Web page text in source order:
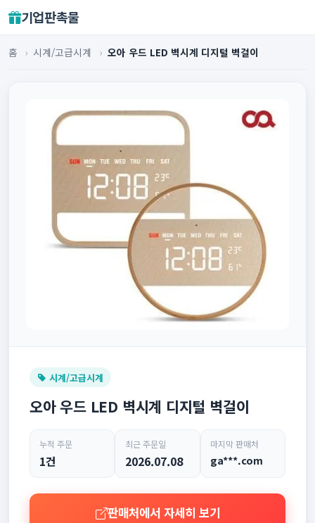
기업판촉물
홈 › 시계/고급시계 › 오아 우드 LED 벽시계 디지털 벽걸이
시계/고급시계
오아 우드 LED 벽시계 디지털 벽걸이
누적 주문
1건
최근 주문일
2026.07.08
마지막 판매처
ga***.com
판매처에서 자세히 보기